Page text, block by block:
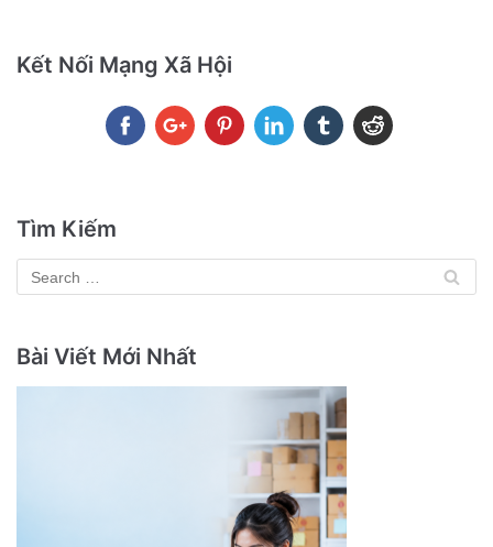
Kết Nối Mạng Xã Hội
Tìm Kiếm
Bài Viết Mới Nhất